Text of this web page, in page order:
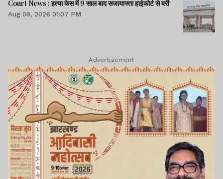
सीनेट से पास।। समेत कई खबरें व वीडियो.
Court News : हत्या केस में 9 साल बाद सजायाफ्ता हाईकोर्ट से बरी
Aug 08, 2026 01:07 PM
Advertisement